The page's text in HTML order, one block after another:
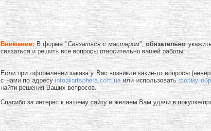
Внимание:В форме "Связаться с мастером",обязательно
связаться и решить все вопросы относительно вашей работы.
Если при оформлении заказа у Вас возникли какие-то вопросы
с нами по адресуinfo@artsphera.com.uaили использоватьформу
найти решения Ваших вопросов.
Спасибо за интерес к нашему сайту и желаем Вам удачи в покупке/